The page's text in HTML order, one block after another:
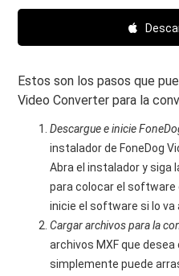
Estos son los pasos que
Video Converter para la
Descargue e inicie
instalador de FoneDog
Abra el instalador y siga
para colocar el software
inicie el software si lo
Cargar archivos para la
archivos MXF que
simplemente puede